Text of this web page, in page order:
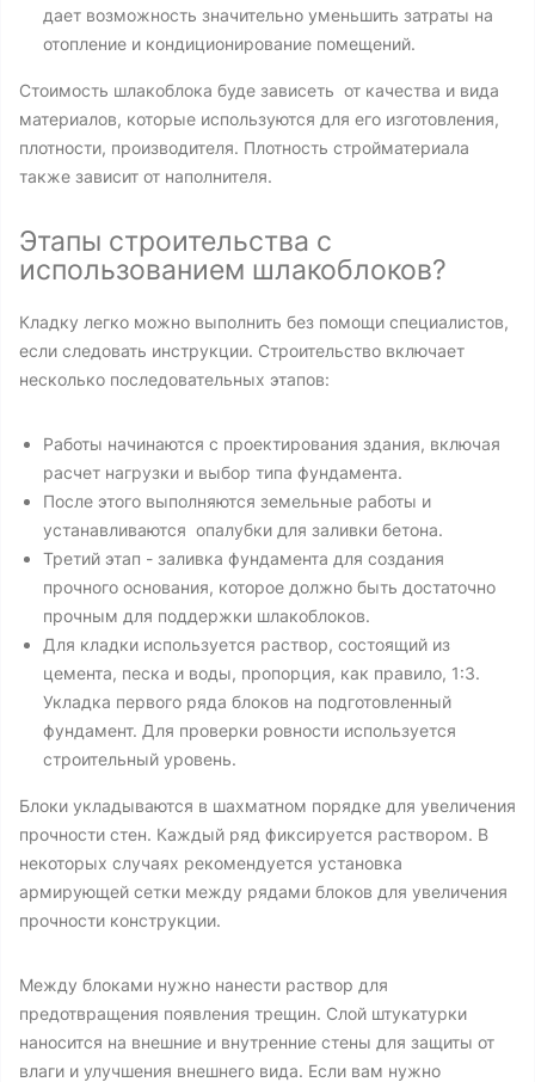
дает возможность значительно уменьшить затраты на
отопление и кондиционирование помещений.
Стоимость шлакоблока буде зависеть от качества и вида
материалов, которые используются для его изготовления,
плотности, производителя. Плотность стройматериала
также зависит от наполнителя.
Этапы строительства с
использованием шлакоблоков?
Кладку легко можно выполнить без помощи специалистов,
если следовать инструкции. Строительство включает
несколько последовательных этапов:
Работы начинаются с проектирования здания, включая
расчет нагрузки и выбор типа фундамента.
После этого выполняются земельные работы и
устанавливаются опалубки для заливки бетона.
Третий этап - заливка фундамента для создания
прочного основания, которое должно быть достаточно
прочным для поддержки шлакоблоков.
Для кладки используется раствор, состоящий из
цемента, песка и воды, пропорция, как правило, 1:3.
Укладка первого ряда блоков на подготовленный
фундамент. Для проверки ровности используется
строительный уровень.
Блоки укладываются в шахматном порядке для увеличения
прочности стен. Каждый ряд фиксируется раствором. В
некоторых случаях рекомендуется установка
армирующей сетки между рядами блоков для увеличения
прочности конструкции.
Между блоками нужно нанести раствор для
предотвращения появления трещин. Слой штукатурки
наносится на внешние и внутренние стены для защиты от
влаги и улучшения внешнего вида. Если вам нужно